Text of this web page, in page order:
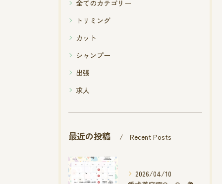
全てのカテゴリー
トリミング
カット
シャンプー
出張
求人
最近の投稿 Recent Posts
2026/04/10